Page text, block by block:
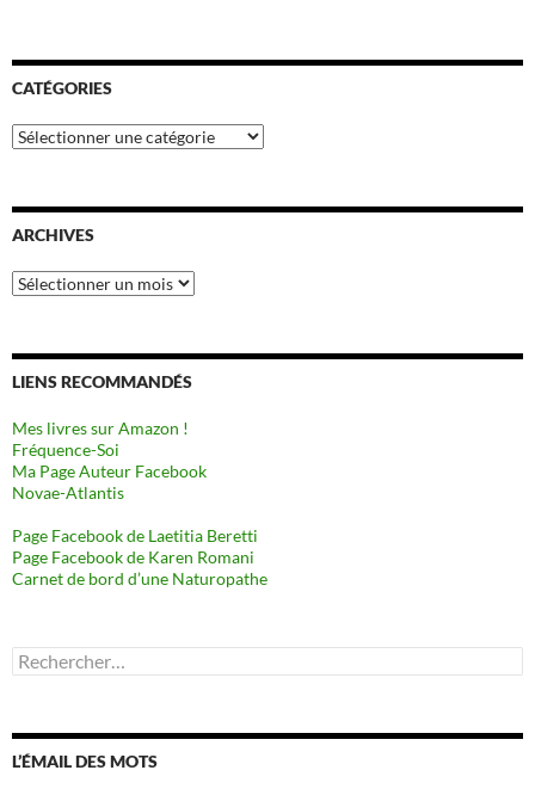
CATÉGORIES
Catégories
ARCHIVES
Archives
LIENS RECOMMANDÉS
Mes livres sur Amazon !
Fréquence-Soi
Ma Page Auteur Facebook
Novae-Atlantis
Page Facebook de Laetitia Beretti
Page Facebook de Karen Romani
Carnet de bord d’une Naturopathe
Rechercher :
L’ÉMAIL DES MOTS